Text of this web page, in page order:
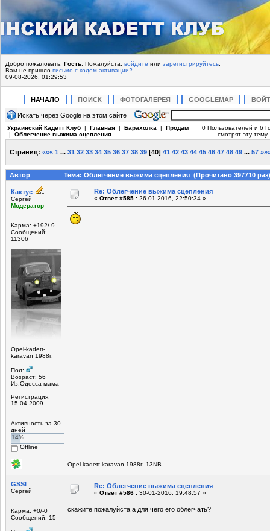
Добро пожаловать, Гость . Пожалуйста, войдите или зарегистрируйтесь
Вам не пришло письмо с кодом активации?
09-08-2026, 01:29:53
НАЧАЛО ПОИСК ФОТОГАЛЕРЕЯ GOOGLEMAP
Искать через Google на этом сайте
Украинский Кадетт Клуб | Главная | Барахолка | Продам
| Облегчение выжима сцепления
0 Пользователей и 6
смотрят эту тему.
Страниц: ««« 1 ... 31 32 33 34 35 36 37 38 39 [40] 41 42 43 44 45 46 47 48 49 ... 57
Автор Тема: Облегчение выжима сцепления (Прочитано 397710 раз)
Кактус
Сергей
Модератор
Карма: +192/-9
Сообщений:
11306
Opel-kadett-
karavan 1988г.
Пол:
Возраст: 56
Из:Одесса-мама
Регистрация:
15.04.2009
Активность за 30
дней
14%
Offline
Re: Облегчение выжима сцепления
« Ответ #585 : 26-01-2016, 22:50:34 »
Opel-kadett-karavan 1988г. 13NB
GSSI
Сергей
Карма: +0/-0
Сообщений: 15
Re: Облегчение выжима сцепления
« Ответ #586 : 30-01-2016, 19:48:57 »
скажите пожалуйста а для чего его облегчать?